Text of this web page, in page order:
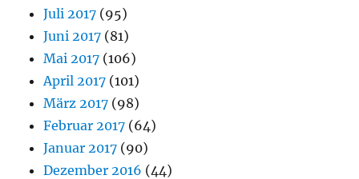
Juli 2017 (95)
Juni 2017 (81)
Mai 2017 (106)
April 2017 (101)
März 2017 (98)
Februar 2017 (64)
Januar 2017 (90)
Dezember 2016 (44)